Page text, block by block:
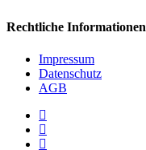
Rechtliche Informationen
Impressum
Datenschutz
AGB
facebook
youtube
RSS